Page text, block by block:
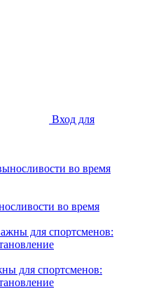
Вход для
во время
для спортсменов: